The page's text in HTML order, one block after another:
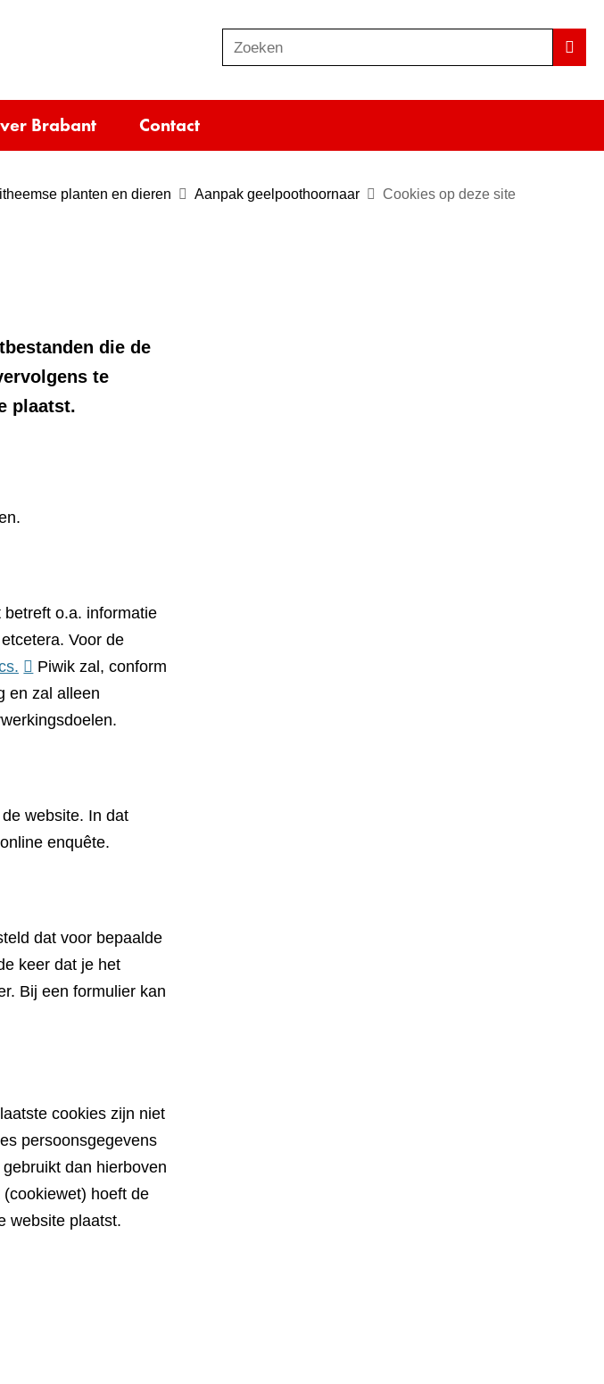
inhoud
o
e
e
Zoeken
Brabant Contact
planten en dieren Aanpak geelpoothoornaar Cookies op deze site
die de
te
plaatst.
o.a. informatie
Voor de
(verwijst
naar
een
Piwik zal, conform
en zal alleen
website. In dat
enquête.
dat voor bepaalde
keer dat je het
Bij een formulier kan
cookies zijn niet
persoonsgegevens
dan hierboven
hoeft de
website plaatst.